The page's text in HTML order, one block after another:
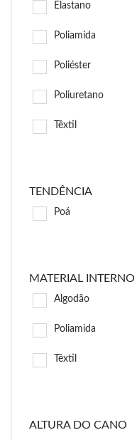
Elastano
Poliamida
Poliéster
Poliuretano
Têxtil
TENDÊNCIA
Poá
MATERIAL INTERNO
Algodão
Poliamida
Têxtil
ALTURA DO CANO